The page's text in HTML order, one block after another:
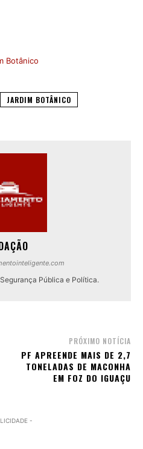
Botânico
JARDIM BOTÂNICO
Pública e Política.
PRÓXIMO NOTÍCIA
PF APREENDE MAIS DE 2,7
TONELADAS DE MACONHA
EM FOZ DO IGUAÇU
-